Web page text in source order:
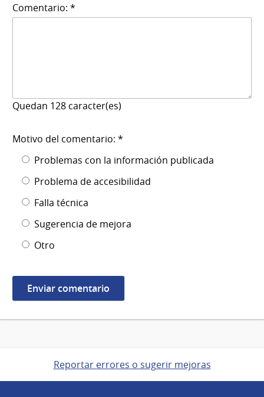
Comentario: *
Quedan 128 caracter(es)
Motivo del comentario: *
Problemas con la información publicada
Problema de accesibilidad
Falla técnica
Sugerencia de mejora
Otro
Reportar errores o sugerir mejoras